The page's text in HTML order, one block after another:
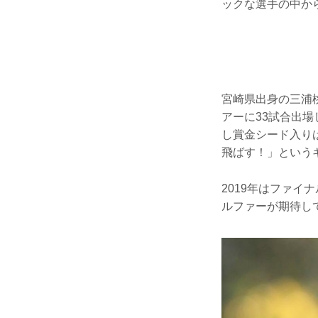
ックな選手の中か
宮崎県出身の三浦
アーに33試合出
し賞金シード入
飛ばす！」という
2019年はファイ
ルファーが期待し